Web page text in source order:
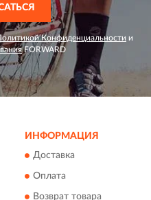
Конфиденциальности и
FORWARD
ИНФОРМАЦИЯ
Доставка
Оплата
Возврат товара